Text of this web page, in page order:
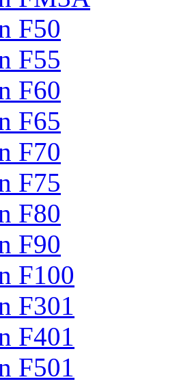
F50
F55
F60
F65
F70
F75
F80
F90
F100
F301
F401
F501